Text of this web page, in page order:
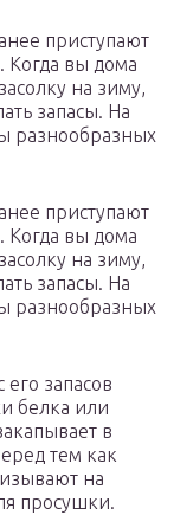
приступают
Когда вы дома
на зиму,
запасы. На
разнообразных
приступают
Когда вы дома
на зиму,
запасы. На
разнообразных
запасов
белка или
в
тем как
на
просушки.